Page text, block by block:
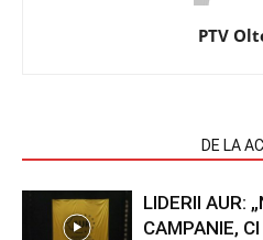
PTV
DE LA
LIDERII AUR:
CAMPANIE,